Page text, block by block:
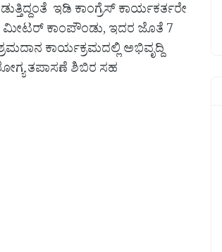
ಇಡಿ ಕಾಂಗ್ರೆಸ್ ಕಾರ್ಯಕರ್ತರೇ
ಮೀಟರ್ ಕಾಂಪೌಂಡು, ಇದರ ಜೊತೆ 7
ಕಾರ್ಯಕ್ರಮದಲ್ಲಿ ಅಭಿವೃದ್ದಿ
ತಪಾಸಣೆ ಶಿಬಿರ ಸಹ